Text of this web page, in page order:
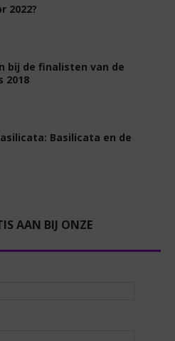
2022?
bij de finalisten van de
2018
Basilicata en de
AAN BIJ ONZE